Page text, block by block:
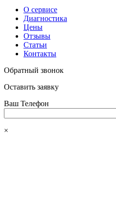
О сервисе
Диагностика
Цены
Отзывы
Статьи
Контакты
Обратный звонок
Оставить заявку
Ваш Телефон
×